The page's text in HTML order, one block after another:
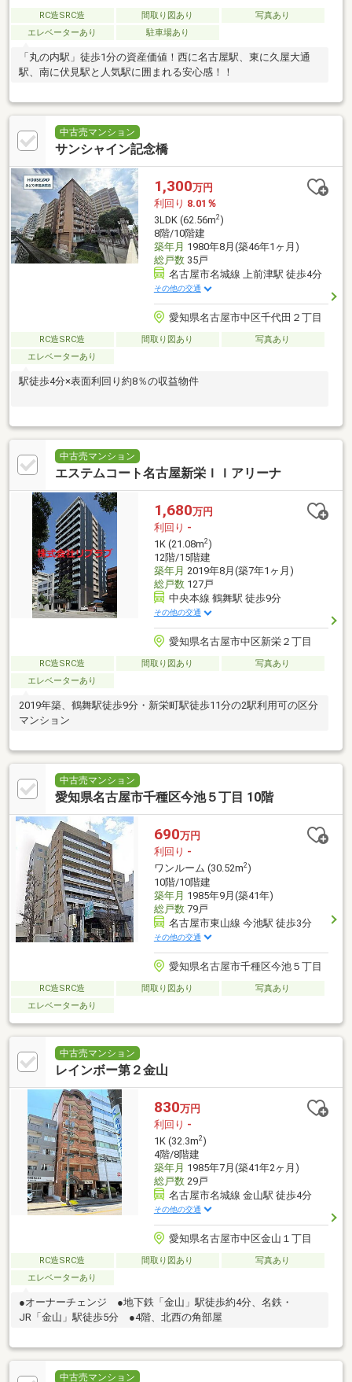
RC造SRC造 間取り図あり
写真あり
エレベーターあり
駐車場あり
「丸の内駅」徒歩1分の資産価値！西に名古屋駅、東に久屋大通
駅、南に伏見駅と人気駅に囲まれる安心感！！
中古売マンション
サンシャイン記念橋
1,300万円
利回り 8.01％
3LDK (62.56m2)
8階/10階建
築年月 1980年8月(築46年1ヶ月)
総戸数35戸
名古屋市名城線 上前津駅 徒歩4分
その他の交通
愛知県名古屋市中区千代田２丁目
RC造SRC造 間取り図あり
写真あり
エレベーターあり
駅徒歩4分×表面利回り約8％の収益物件
中古売マンション
エステムコート名古屋新栄ＩＩアリーナ
1,680万円
利回り -
1K (21.08m2)
12階/15階建
築年月 2019年8月(築7年1ヶ月)
総戸数127戸
中央本線 鶴舞駅 徒歩9分
その他の交通
愛知県名古屋市中区新栄２丁目
RC造SRC造 間取り図あり
写真あり
エレベーターあり
2019年築、鶴舞駅徒歩9分・新栄町駅徒歩11分の2駅利用可の区分
マンション
中古売マンション
愛知県名古屋市千種区今池５丁目 10階
690万円
利回り -
ワンルーム (30.52m2)
10階/10階建
築年月 1985年9月(築41年)
総戸数79戸
名古屋市東山線 今池駅 徒歩3分
その他の交通
愛知県名古屋市千種区今池５丁目
RC造SRC造 間取り図あり
写真あり
エレベーターあり
中古売マンション
レインボー第２金山
830万円
利回り -
1K (32.3m2)
4階/8階建
築年月 1985年7月(築41年2ヶ月)
総戸数29戸
名古屋市名城線 金山駅 徒歩4分
その他の交通
愛知県名古屋市中区金山１丁目
RC造SRC造 間取り図あり
写真あり
エレベーターあり
●オーナーチェンジ ●地下鉄「金山」駅徒歩約4分、名鉄・
JR「金山」駅徒歩5分 ●4階、北西の角部屋
中古売マンション